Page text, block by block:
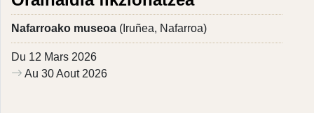
Nafarroako museoa (Iruñea, Nafarroa)
Du 12 Mars 2026
Au 30 Aout 2026